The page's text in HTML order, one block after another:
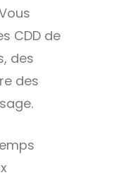
CDD de
des
des